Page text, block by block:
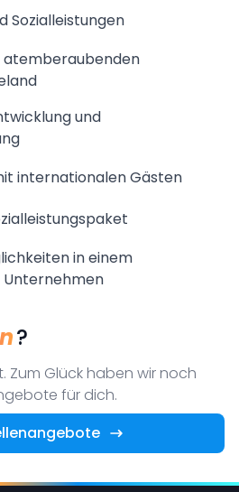
Sozialleistungen
und
internationalen Gästen
in einem
?
Zum Glück haben wir noch
für dich.